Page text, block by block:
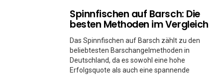
Spinnfischen auf Barsch: Die
besten Methoden im Vergleich
Das Spinnfischen auf Barsch zählt zu den
beliebtesten Barschangelmethoden in
Deutschland, da es sowohl eine hohe
Erfolgsquote als auch eine spannende